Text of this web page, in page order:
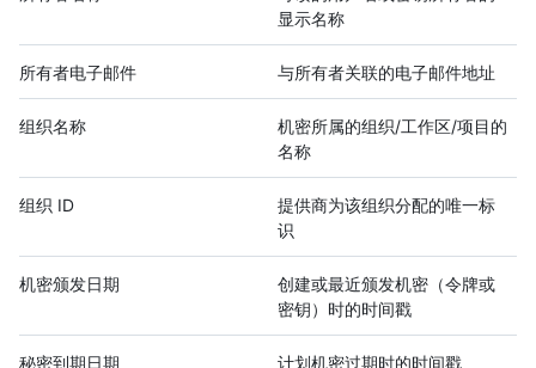
显示名称
所有者电子邮件 与所有者关联的电子邮件地址
组织名称
机密所属的组织/工作区/项目的
名称
组织 ID
提供商为该组织分配的唯一标
识
机密颁发日期
创建或最近颁发机密（令牌或
密钥）时的时间戳
秘密到期日期 计划机密过期时的时间戳